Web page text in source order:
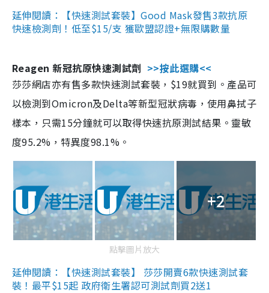
延伸閱讀：【快速測試套裝】Good Mask發售3款抗原
快速檢測劑！低至$15/支 獲歐盟認證+無限購數量
Reagen 新冠抗原快速測試劑 >>按此選購<<
莎莎網店亦有售多款快速測試套裝，$19就買到。產品可
以檢測到Omicron及Delta等新型冠狀病毒，使用鼻拭子
樣本，只需15分鐘就可以取得快速抗原測試結果。靈敏
度95.2%，特異度98.1%。
+2
點擊圖片放大
延伸閱讀：【快速測試套裝】 莎莎開賣6款快速測試套
裝！最平$15起 政府衛生署認可測試劑買2送1